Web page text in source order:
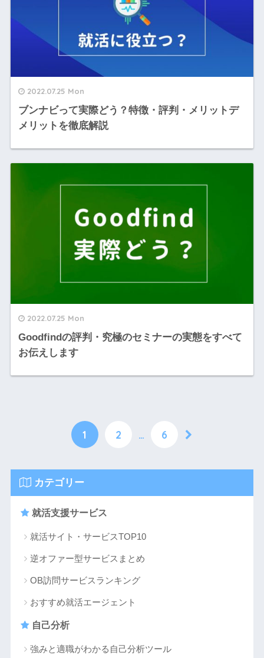
2022.07.25 Mon
ブンナビって実際どう？特徴・評判・メリットデ
メリットを徹底解説
2022.07.25 Mon
Goodfindの評判・究極のセミナーの実態をすべて
お伝えします
1 2 … 6
カテゴリー
就活支援サービス
就活サイト・サービスTOP10
逆オファー型サービスまとめ
OB訪問サービスランキング
おすすめ就活エージェント
自己分析
強みと適職がわかる自己分析ツール